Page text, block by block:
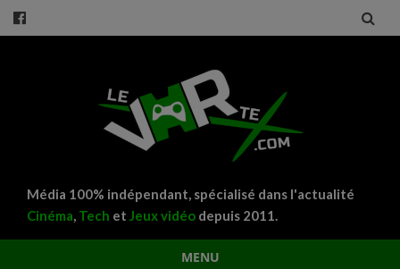
Média 100% indépendant, spécialisé dans l'actualité
Cinéma, Tech et Jeux vidéo depuis 2011.
MENU